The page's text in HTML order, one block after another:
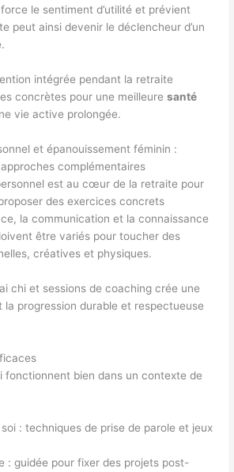
le sentiment d’utilité et prévient
peut ainsi devenir le déclencheur d’un
intégrée pendant la retraite
concrètes pour une meilleuresanté
vie active prolongée.
et épanouissement féminin :
complémentaires
est au cœur de la retraite pour
des exercices concrets
la communication et la connaissance
être variés pour toucher des
créatives et physiques.
chi et sessions de coaching crée une
la progression durable et respectueuse
fonctionnent bien dans un contexte de
: techniques de prise de parole et jeux
: guidée pour fixer des projets post-